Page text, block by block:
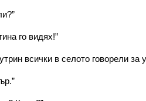
го видях!”
всички в селото говорели за